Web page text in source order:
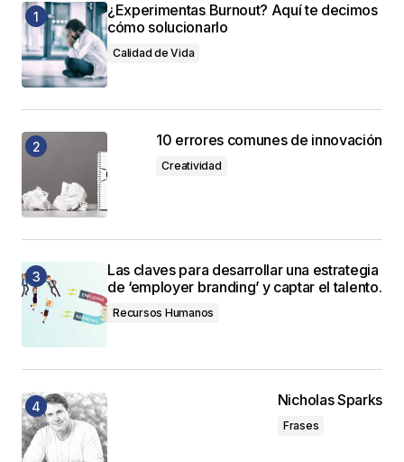
¿Experimentas Burnout? Aquí te decimos
cómo solucionarlo
Calidad de Vida
10 errores comunes de innovación
Creatividad
Las claves para desarrollar una estrategia
de ‘employer branding’ y captar el talento.
Recursos Humanos
Nicholas Sparks
Frases